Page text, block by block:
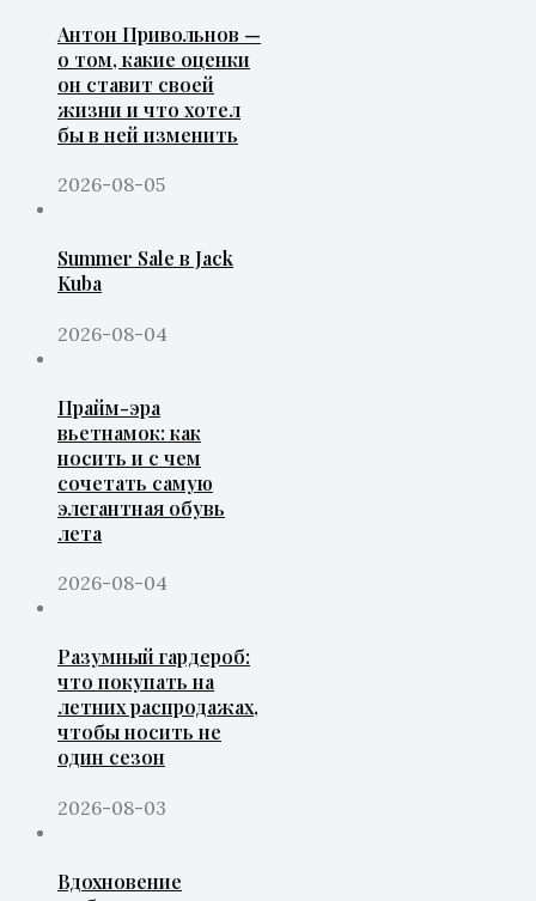
Антон Привольнов —
о том, какие оценки
он ставит своей
жизни и что хотел
бы в ней изменить
2026-08-05
Summer Sale в Jack
Kuba
2026-08-04
Прайм-эра
вьетнамок: как
носить и с чем
сочетать самую
элегантная обувь
лета
2026-08-04
Разумный гардероб:
что покупать на
летних распродажах,
чтобы носить не
один сезон
2026-08-03
Вдохновение